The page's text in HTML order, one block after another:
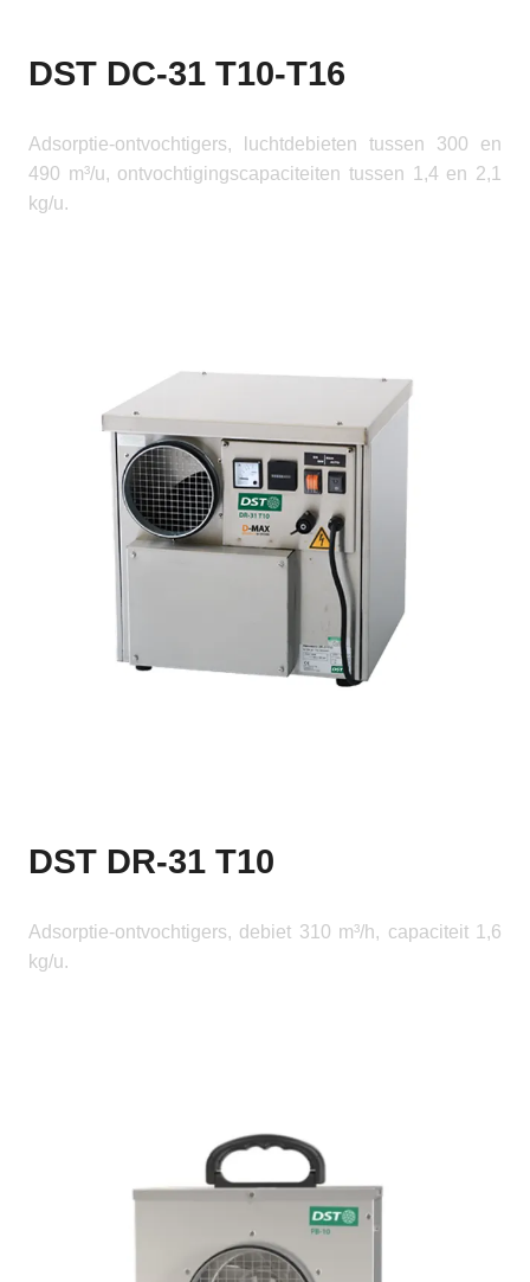
DST DC-31 T10-T16
Adsorptie-ontvochtigers, luchtdebieten tussen 300 en
490 m³/u, ontvochtigingscapaciteiten tussen 1,4 en 2,1
kg/u.
DST DR-31 T10
Adsorptie-ontvochtigers, debiet 310 m³/h, capaciteit 1,6
kg/u.